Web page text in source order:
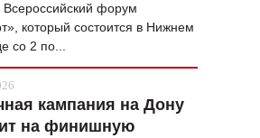
СТИЛЬ ЖИЗНИ
КУЛЬТ ЕДЫ
Всероссийский форум
который состоится в Нижнем
со 2 по...
кампания на Дону
на финишную